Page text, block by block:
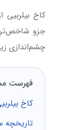
کاخ بیلربیی
جزو
چشم‌اندازی
فهرست
کاخ
تاریخچه